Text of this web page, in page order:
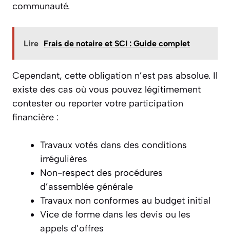
communauté.
Lire Frais de notaire et SCI : Guide complet
Cependant, cette obligation n’est pas absolue. Il
existe des cas où vous pouvez légitimement
contester ou reporter votre participation
financière :
Travaux votés dans des conditions
irrégulières
Non-respect des procédures
d’assemblée générale
Travaux non conformes au budget initial
Vice de forme dans les devis ou les
appels d’offres